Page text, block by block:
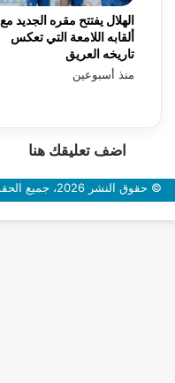
الهلال يفتتح مقره الجديد مع
ألقابه اللامعة التي تعكس
تاريخه العريق
منذ أسبوعين
اضف تعليقك هنا
© حقوق النشر 2026، جميع الحقوق محفوظة بوابة سعودي اون